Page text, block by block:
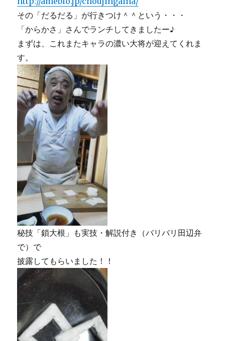
その「だるだる」が行きつけ＾＾という・・・
「からかさ」さんでランチしてきましたー♪
まずは、これまたキャラの濃い大将が迎えてくれま
す。
秘技「鎖大根」も実技・解説付き（バリバリ田辺弁
で）で
披露してもらいました！！